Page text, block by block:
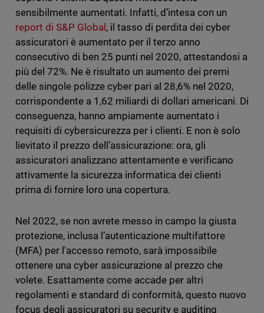
sensibilmente aumentati. Infatti, d’intesa con un
report di S&P Global , il tasso di perdita dei cyber
assicuratori è aumentato per il terzo anno
consecutivo di ben 25 punti nel 2020, attestandosi a
più del 72%. Ne è risultato un aumento dei premi
delle singole polizze cyber pari al 28,6% nel 2020,
corrispondente a 1,62 miliardi di dollari americani. Di
conseguenza, hanno ampiamente aumentato i
requisiti di cybersicurezza per i clienti. E non è solo
lievitato il prezzo dell’assicurazione: ora, gli
assicuratori analizzano attentamente e verificano
attivamente la sicurezza informatica dei clienti
prima di fornire loro una copertura.
Nel 2022, se non avrete messo in campo la giusta
protezione, inclusa l’autenticazione multifattore
(MFA) per l'accesso remoto, sarà impossibile
ottenere una cyber assicurazione al prezzo che
volete. Esattamente come accade per altri
regolamenti e standard di conformità, questo nuovo
focus degli assicuratori su security e auditing